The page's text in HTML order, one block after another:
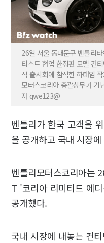
26일 서울 동대문구 벤틀리
티스트 협업 한정판 모델 컨
식 출시회에 참석한 하태임
모터스코리아 총괄상무가 기
자 qwe123@
벤틀리가 한국 고객을
을 공개하고 국내 시장
벤틀리모터스코리아는
T '코리아 리미티드 에
공개했다.
국내 시장에 내놓는 컨